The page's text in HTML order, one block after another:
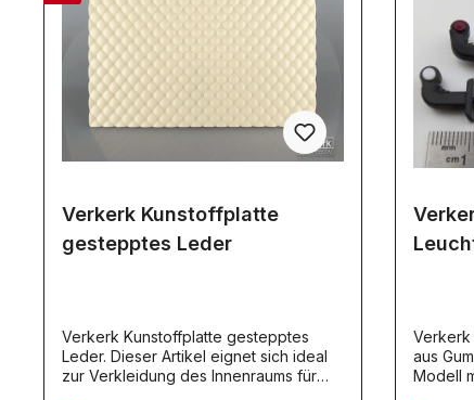
Verkerk Kunstoffplatte
gestepptes Leder
Verkerk Kunstoffplatte gestepptes
Leder. Dieser Artikel eignet sich ideal
zur Verkleidung des Innenraums für
Verkerk
aus
Modell